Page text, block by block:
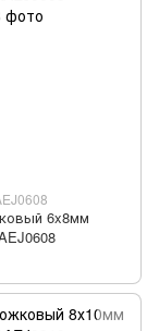
6x8мм